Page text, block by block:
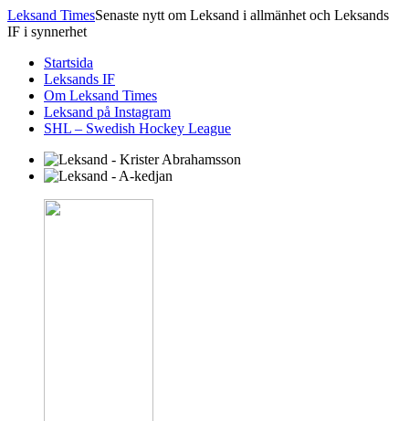
Leksand TimesSenaste nytt om Leksand i allmänhet och Leksands
IF i synnerhet
Startsida
Leksands IF
Om Leksand Times
Leksand på Instagram
SHL – Swedish Hockey League